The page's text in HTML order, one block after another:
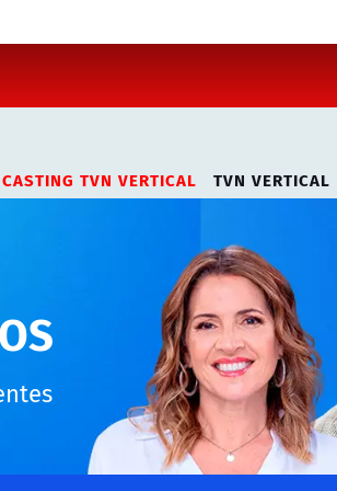
CASTING TVN VERTICAL TVN VERTICAL